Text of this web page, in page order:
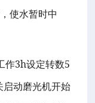
使水暂时中
作3h设定转数5
启动磨光机开始